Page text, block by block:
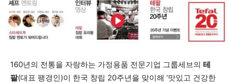
160년의 전통을 자랑하는 가정용품 전문기업 그룹세브의 테
팔(대표 팽경인)이 한국 창립 20주년을 맞이해 ‘맛있고 건강한